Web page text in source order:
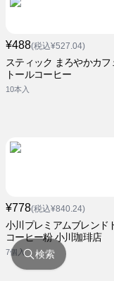
¥488(税込¥527.04)
スティック まろやかカフ
トールコーヒー
10本入
¥778(税込¥840.24)
小川プレミアムブレンド
コーヒー粉 小川珈琲店
7個入 検索